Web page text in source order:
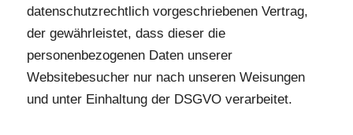
datenschutzrechtlich vorgeschriebenen Vertrag,
der gewährleistet, dass dieser die
personenbezogenen Daten unserer
Websitebesucher nur nach unseren Weisungen
und unter Einhaltung der DSGVO verarbeitet.